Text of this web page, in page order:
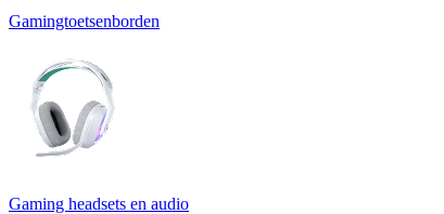
Gamingtoetsenborden
Gaming headsets en audio